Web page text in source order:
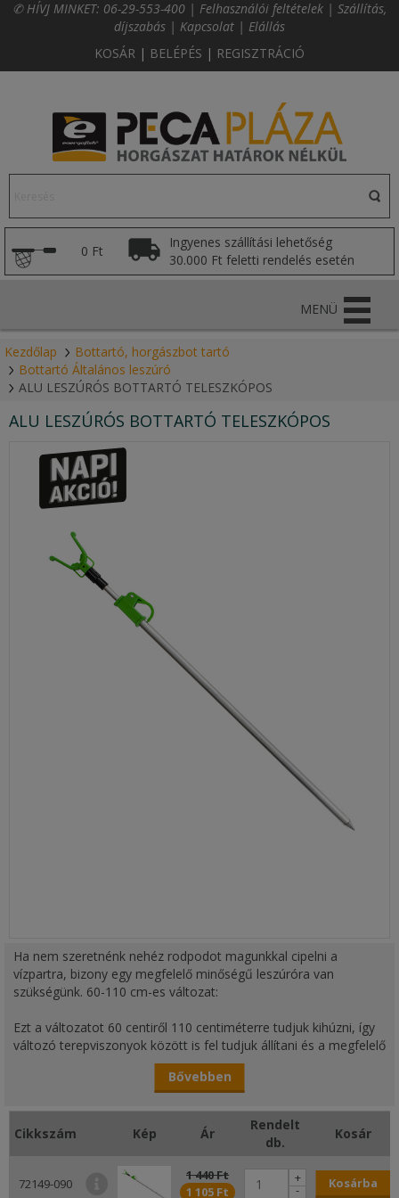
✆ HÍVJ MINKET: 06-29-553-400 | Felhasználói feltételek | Szállítás,
díjszabás | Kapcsolat | Elállás
KOSÁR | BELÉPÉS | REGISZTRÁCIÓ
0 Ft
Ingyenes szállítási lehetőség
30.000 Ft feletti rendelés esetén
MENÜ
Kezdőlap
Bottartó, horgászbot tartó
Bottartó Általános leszúró
ALU LESZÚRÓS BOTTARTÓ TELESZKÓPOS
ALU LESZÚRÓS BOTTARTÓ TELESZKÓPOS
Ha nem szeretnénk nehéz rodpodot magunkkal cipelni a
vízpartra, bizony egy megfelelő minőségű leszúróra van
szükségünk. 60-110 cm-es változat:
Ezt a változatot 60 centiről 110 centiméterre tudjuk kihúzni, így
változó terepviszonyok között is fel tudjuk állítani és a megfelelő
magasságot beállítani. Alumínium anyaga tartósságot
kölcsönöz, ha vigyázunk eszközünkre. Villa alakú fej részébe a
teleszkópos bottartónak nagy hasznát vehetjük a vízparton. 130
cm-es változat: Ha meredekebb parton akarjuk használni első
bottartóként, jól jöhet, hogy teleszkópos és igen hosszúra
130 cm-es hosszával, sokféle helyen használhatjuk. Anyaga
Bővebben
Cikkszám Kép Ár
Rendelt
db.
Kosár
72149-090
1 440 Ft
1 105 Ft
-
+ Kosárba